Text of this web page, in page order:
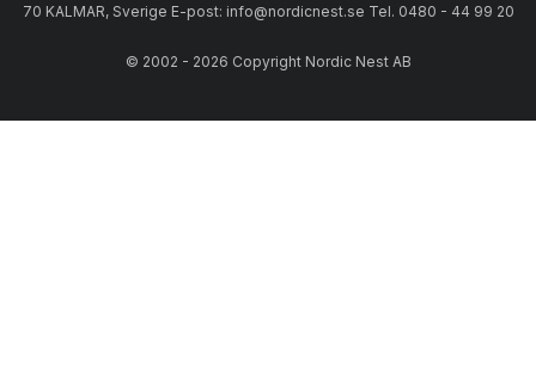
70 KALMAR, Sverige E-post: info@nordicnest.se Tel. 0480 - 44 99 20
© 2002 - 2026 Copyright Nordic Nest AB